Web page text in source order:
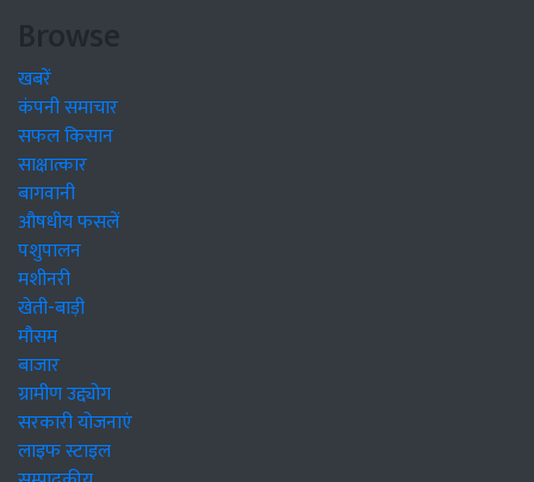
Browse
खबरें
कंपनी समाचार
सफल किसान
साक्षात्कार
बागवानी
औषधीय फसलें
पशुपालन
मशीनरी
खेती-बाड़ी
मौसम
बाजार
ग्रामीण उद्द्योग
सरकारी योजनाएं
लाइफ स्टाइल